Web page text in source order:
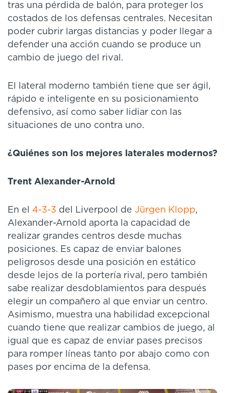
tras una pérdida de balón, para proteger los
costados de los defensas centrales. Necesitan
poder cubrir largas distancias y poder llegar a
defender una acción cuando se produce un
cambio de juego del rival.
El lateral moderno también tiene que ser ágil,
rápido e inteligente en su posicionamiento
defensivo, así como saber lidiar con las
situaciones de uno contra uno.
¿Quiénes son los mejores laterales modernos?
Trent Alexander-Arnold
En el 4-3-3 del Liverpool de Jürgen Klopp,
Alexander-Arnold aporta la capacidad de
realizar grandes centros desde muchas
posiciones. Es capaz de enviar balones
peligrosos desde una posición en estático
desde lejos de la portería rival, pero también
sabe realizar desdoblamientos para después
elegir un compañero al que enviar un centro.
Asimismo, muestra una habilidad excepcional
cuando tiene que realizar cambios de juego, al
igual que es capaz de enviar pases precisos
para romper líneas tanto por abajo como con
pases por encima de la defensa.